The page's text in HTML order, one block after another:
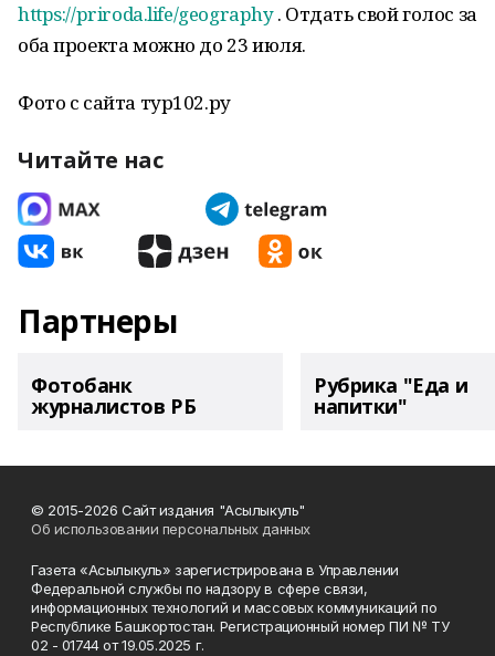
https://priroda.life/geography. Отдать свой голос за
оба проекта можно до 23 июля.
Фото с сайта тур102.ру
Читайте нас
Партнеры
Фотобанк
журналистов РБ
Рубрика "Еда и
напитки"
© 2015-2026 Сайт издания "Асылыкуль"
Об использовании персональных данных
Газета «Асылыкуль» зарегистрирована в Управлении
Федеральной службы по надзору в сфере связи,
информационных технологий и массовых коммуникаций по
Республике Башкортостан. Регистрационный номер ПИ № ТУ
02 - 01744 от 19.05.2025 г.